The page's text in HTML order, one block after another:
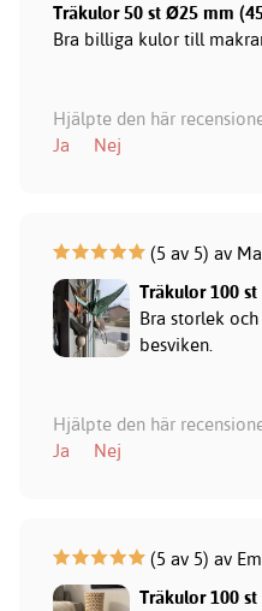
Träkulor 50 st Ø25 mm
Bra billiga kulor till
Hjälpte den här
Ja
Nej
(5 av 5) av
Träkulor 100
Bra storlek
besviken.
Hjälpte den här
Ja
Nej
(5 av 5) av
Träkulor 100